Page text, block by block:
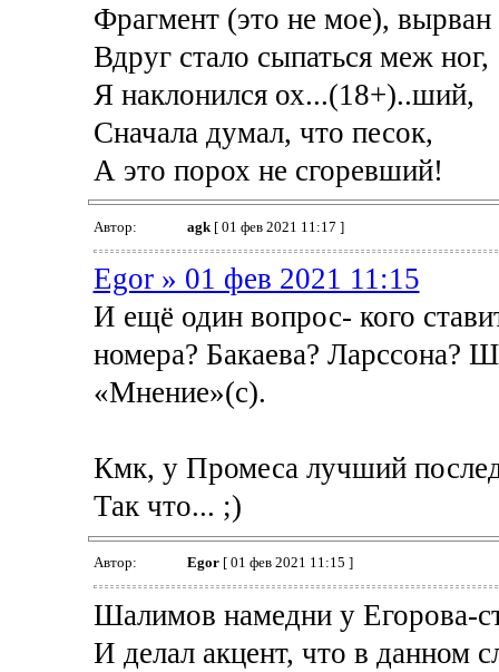
Фрагмент (это не мое), вырван
Вдруг стало сыпаться меж ног,
Я наклонился ох...(18+)..ший,
Сначала думал, что песок,
А это порох не сгоревший!
Автор: agk[ 01 фев 2021 11:17 ]
Egor » 01 фев 2021 11:15
И ещё один вопрос- кого
номера? Бакаева? Ларссона?
«Мнение»(с).
Кмк, у Промеса лучший
Так что... ;)
Автор: Egor[ 01 фев 2021 11:15 ]
Шалимов намедни у Егорова-
И делал акцент, что в данном